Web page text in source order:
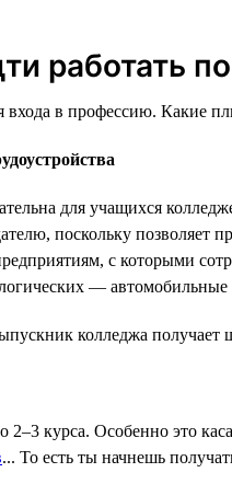
работать
в профессию. Какие
для учащихся
поскольку позволяет
с которыми
— автомобильные
колледжа
курса. Особенно это
... То есть ты начнешь